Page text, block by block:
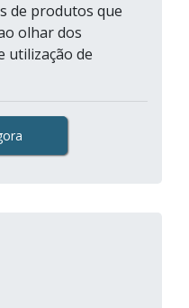
de produtos que
olhar dos
utilização de